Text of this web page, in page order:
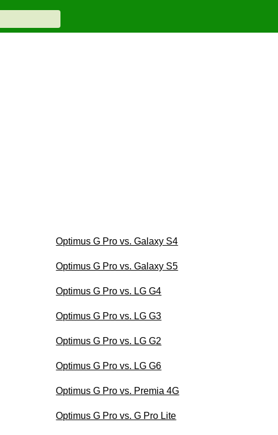
Optimus G Pro vs. Galaxy S4
Optimus G Pro vs. Galaxy S5
Optimus G Pro vs. LG G4
Optimus G Pro vs. LG G3
Optimus G Pro vs. LG G2
Optimus G Pro vs. LG G6
Optimus G Pro vs. Premia 4G
Optimus G Pro vs. G Pro Lite